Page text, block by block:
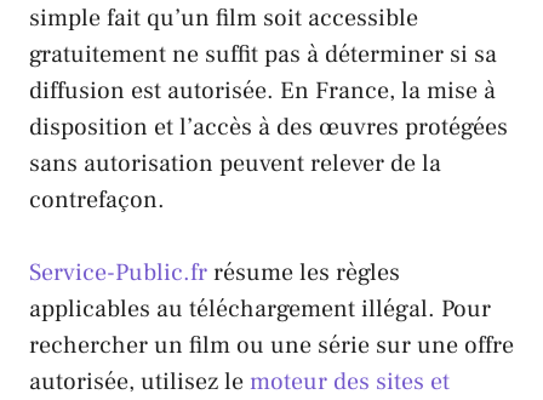
simple fait qu’un film soit accessible
gratuitement ne suffit pas à déterminer si sa
diffusion est autorisée. En France, la mise à
disposition et l’accès à des œuvres protégées
sans autorisation peuvent relever de la
contrefaçon.
Service-Public.frrésume les règles
applicables au téléchargement illégal. Pour
rechercher un film ou une série sur une offre
autorisée, utilisez lemoteur des sites et